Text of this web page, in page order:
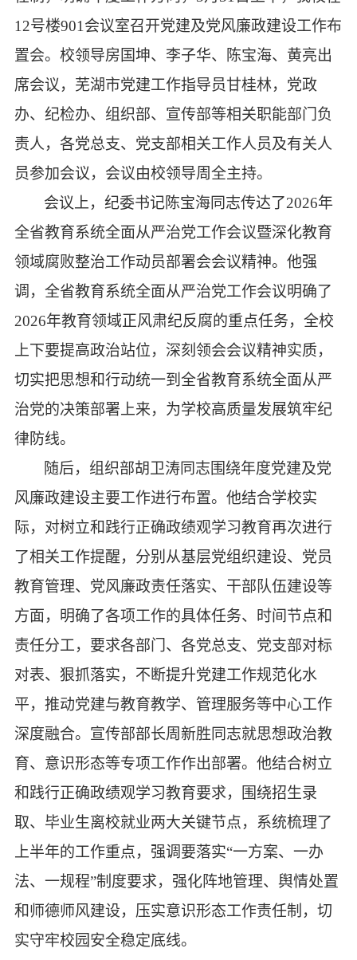
12号楼901会议室召开党建及党风廉政建设工作布
置会。校领导房国坤、李子华、陈宝海、黄亮出
席会议，芜湖市党建工作指导员甘桂林，党政
办、纪检办、组织部、宣传部等相关职能部门负
责人，各党总支、党支部相关工作人员及有关人
员参加会议，会议由校领导周全主持。
会议上，纪委书记陈宝海同志传达了2026年
全省教育系统全面从严治党工作会议暨深化教育
领域腐败整治工作动员部署会会议精神。他强
调，全省教育系统全面从严治党工作会议明确了
2026年教育领域正风肃纪反腐的重点任务，全校
上下要提高政治站位，深刻领会会议精神实质，
切实把思想和行动统一到全省教育系统全面从严
治党的决策部署上来，为学校高质量发展筑牢纪
律防线。
随后，组织部胡卫涛同志围绕年度党建及党
风廉政建设主要工作进行布置。他结合学校实
际，对树立和践行正确政绩观学习教育再次进行
了相关工作提醒，分别从基层党组织建设、党员
教育管理、党风廉政责任落实、干部队伍建设等
方面，明确了各项工作的具体任务、时间节点和
责任分工，要求各部门、各党总支、党支部对标
对表、狠抓落实，不断提升党建工作规范化水
平，推动党建与教育教学、管理服务等中心工作
深度融合。宣传部部长周新胜同志就思想政治教
育、意识形态等专项工作作出部署。他结合树立
和践行正确政绩观学习教育要求，围绕招生录
取、毕业生离校就业两大关键节点，系统梳理了
上半年的工作重点，强调要落实“一方案、一办
法、一规程”制度要求，强化阵地管理、舆情处置
和师德师风建设，压实意识形态工作责任制，切
实守牢校园安全稳定底线。